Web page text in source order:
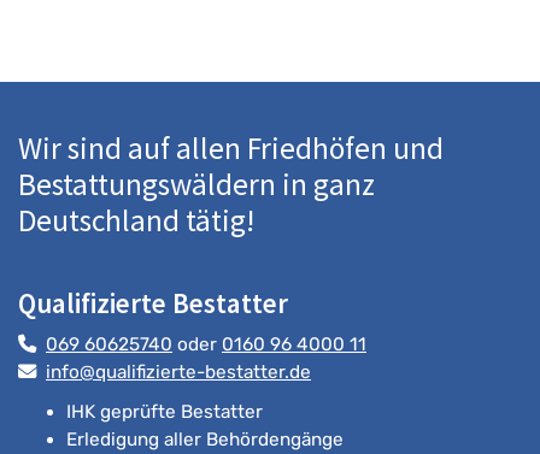
Wir sind auf allen Friedhöfen und
Bestattungswäldern in ganz
Deutschland tätig!
Qualifizierte Bestatter
069 60625740 oder 0160 96 4000 11
info@qualifizierte-bestatter.de
IHK geprüfte Bestatter
Erledigung aller Behördengänge